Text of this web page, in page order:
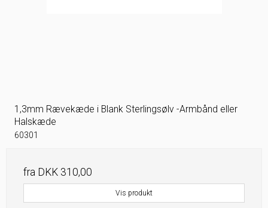
1,3mm Rævekæde i Blank Sterlingsølv -Armbånd eller
Halskæde
60301
fra DKK 310,00
Vis produkt